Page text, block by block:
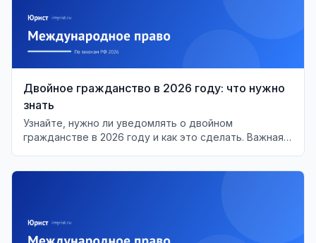
Двойное гражданство в 2026 году: что нужно
знать
Узнайте, нужно ли уведомлять о двойном
гражданстве в 2026 году и как это сделать. Важная